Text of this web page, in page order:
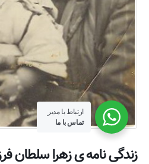
زندگی نامه ی زهرا سلطان
ارتباط با مدیر
تماس با ما